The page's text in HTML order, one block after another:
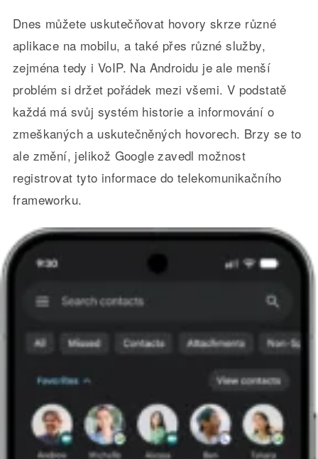
Dnes můžete uskutečňovat hovory skrze různé
aplikace na mobilu, a také přes různé služby,
zejména tedy i VoIP. Na Androidu je ale menší
problém si držet pořádek mezi všemi. V podstatě
každá má svůj systém historie a informování o
zmeškaných a uskutečněných hovorech. Brzy se to
ale změní, jelikož Google zavedl možnost
registrovat tyto informace do telekomunikačního
frameworku.